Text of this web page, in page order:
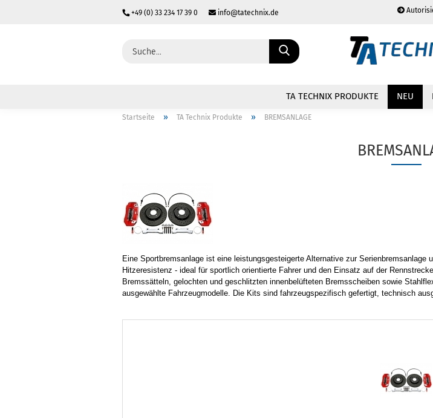
+49 (0) 33 234 17 39 0 info@tatechnix.de
Sprache
TA TECHNIX PRODUKTE NEU
Startseite » TA Technix Produkte » BREMSANLAGE
Eine Sportbremsanlage ist eine leistungsgesteigerte Alternative zur
Hitzeresistenz - ideal für sportlich orientierte Fahrer und den Einsatz auf der
Bremssätteln, gelochten und geschlitzten innenbelüfteten Bremsscheiben sowie
ausgewählte Fahrzeugmodelle. Die Kits sind fahrzeugspezifisch gefertigt, technisch